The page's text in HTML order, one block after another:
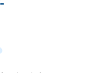
（日）
が出来かねますので
ストップ特例申請用
の都合上、年末での